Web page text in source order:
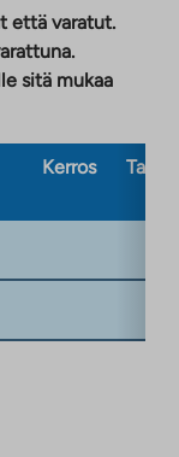
että varatut.
sitä mukaa
Kerros